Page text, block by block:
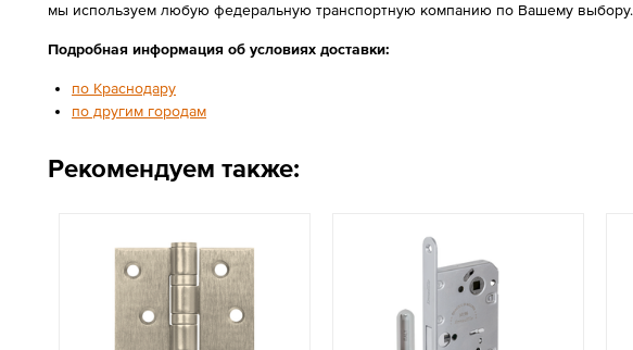
мы используем любую федеральную транспортную компанию по Вашему выбору.
Подробная информация об условиях доставки:
по Краснодару
по другим городам
Рекомендуем также: